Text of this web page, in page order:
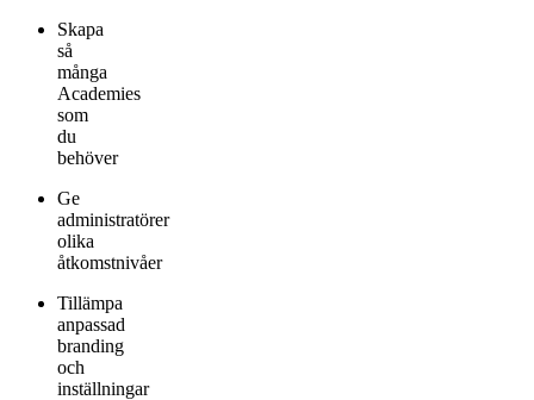
Skapa
så
många
Academies
som
du
behöver
Ge
administratörer
olika
åtkomstnivåer
Tillämpa
anpassad
branding
och
inställningar